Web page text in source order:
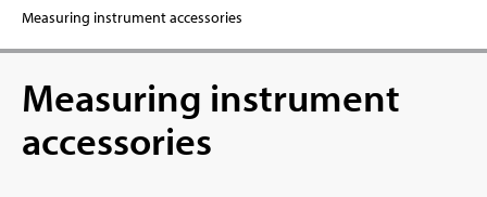
Measuring instrument accessories
Measuring instrument
accessories